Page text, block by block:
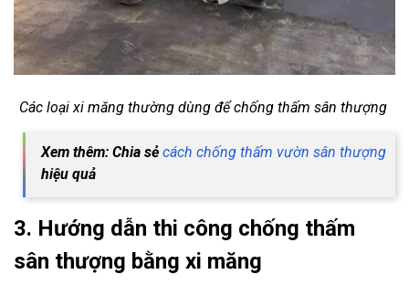
Các loại xi măng thường dùng để chống thấm sân thượng
Xem thêm: Chia sẻ cách chống thấm vườn sân thượng
hiệu quả
3. Hướng dẫn thi công chống thấm
sân thượng bằng xi măng